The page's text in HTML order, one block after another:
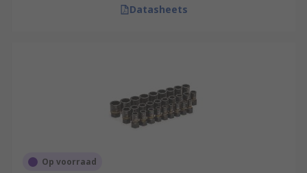
Datasheets
Op voorraad